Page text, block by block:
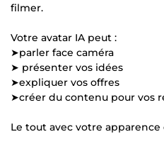
filmer.
Votre avatar IA peut :
➤parler face caméra
➤ présenter vos idées
➤expliquer vos offres
➤créer du contenu pour vos
Le tout avec votre